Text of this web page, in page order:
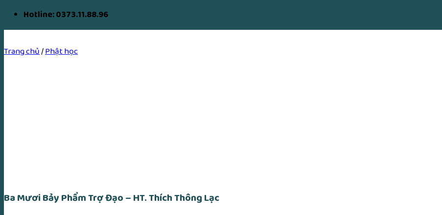
Hotline: 0373.11.88.96
Trang chủ/Phật học
Ba Mươi Bảy Phẩm Trợ Đạo – HT. Thích Thông Lạc